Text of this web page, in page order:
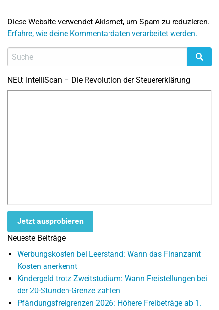
Diese Website verwendet Akismet, um Spam zu reduzieren.
Erfahre, wie deine Kommentardaten verarbeitet werden.
NEU: IntelliScan – Die Revolution der Steuererklärung
Jetzt ausprobieren
Neueste Beiträge
Werbungskosten bei Leerstand: Wann das Finanzamt
Kosten anerkennt
Kindergeld trotz Zweitstudium: Wann Freistellungen bei
der 20-Stunden-Grenze zählen
Pfändungsfreigrenzen 2026: Höhere Freibeträge ab 1.